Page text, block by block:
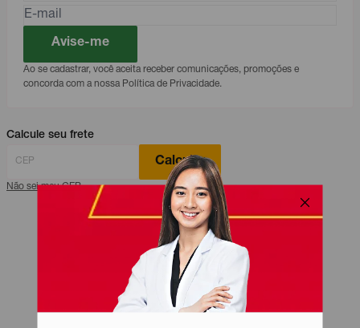
Avise-me
Ao se cadastrar, você aceita receber comunicações, promoções e
concorda com a nossa Política de Privacidade.
Calcule seu frete
Calcular
Não sei meu CEP